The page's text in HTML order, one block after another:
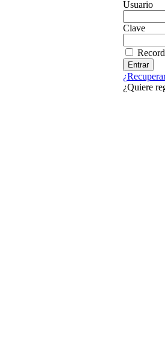
Usuario
Clave
¿Quiere